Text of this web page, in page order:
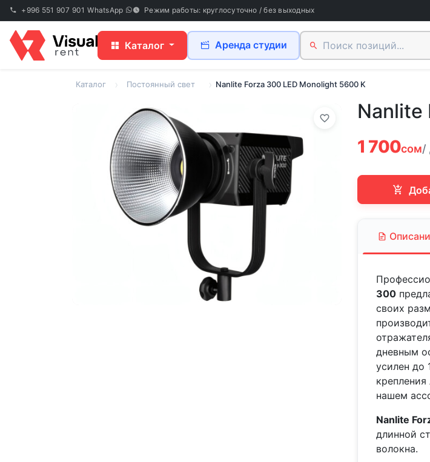
+996 551 907 901 WhatsApp Режим работы: круглосуточно / без выходных
Каталог Аренда студии
Каталог Постоянный свет Nanlite Forza 300 LED Monolight 5600 K
Nanlite
1 700сом/
300
своих
дневным
усилен до
нашем
Nanlite
длинной
волокна.